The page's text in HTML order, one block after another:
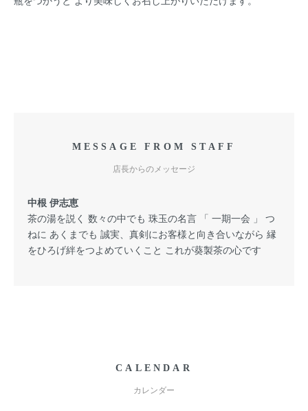
MESSAGE FROM STAFF
店長からのメッセージ
中根 伊志恵
茶の湯を説く 数々の中でも 珠玉の名言 「 一期一会 」 つ
ねに あくまでも 誠実、真剣にお客様と向き合いながら 縁
をひろげ絆をつよめていくこと これが葵製茶の心です
CALENDAR
カレンダー